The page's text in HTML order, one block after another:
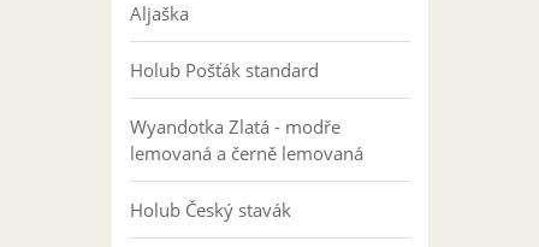
Aljaška
Holub Pošťák standard
Wyandotka Zlatá - modře
lemovaná a černě lemovaná
Holub Český stavák